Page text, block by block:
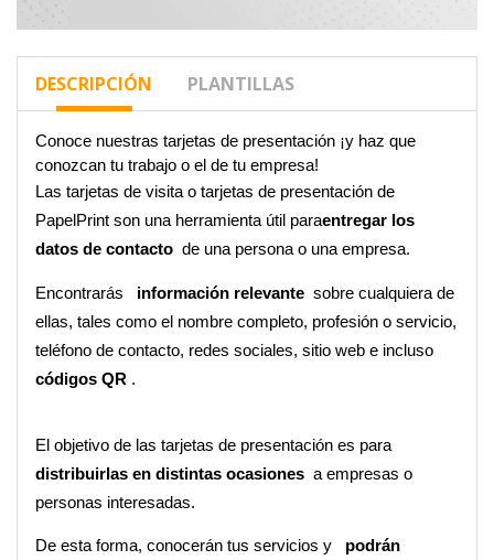
DESCRIPCIÓN PLANTILLAS
Conoce nuestras tarjetas de presentación ¡y haz que
conozcan tu trabajo o el de tu empresa!
Las tarjetas de visita o tarjetas de presentación de
PapelPrint son una herramienta útil paraentregar los
datos de contacto de una persona o una empresa.
Encontrarás información relevante sobre cualquiera de
ellas, tales como el nombre completo, profesión o servicio,
teléfono de contacto, redes sociales, sitio web e incluso
códigos QR .
distribuirlas en distintas ocasiones a empresas o
personas interesadas.
De esta forma, conocerán tus servicios y
podrán